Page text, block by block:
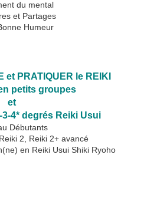
du mental
et Partages
Humeur
et PRATIQUER le REIKI
petits groupes
et
3-4* degrés Reiki Usui
Débutants
2, Reiki 2+ avancé
en Reiki Usui Shiki Ryoho